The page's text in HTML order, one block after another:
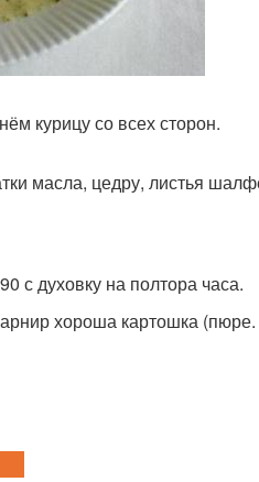
курицу со всех сторон.
масла, цедру, листья
с духовку на полтора часа.
хороша картошка